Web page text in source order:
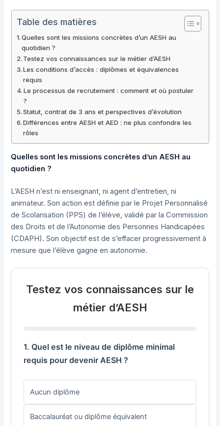
Table des matières
Quelles sont les missions concrètes d’un AESH au
quotidien ?
Testez vos connaissances sur le métier d’AESH
Les conditions d’accès : diplômes et équivalences
requis
Le processus de recrutement : comment et où postuler
?
Statut, contrat de 3 ans et perspectives d’évolution
Différences entre AESH et AED : ne plus confondre les
rôles
Quelles sont les missions concrètes d’un AESH au
quotidien ?
L’AESH n’est ni enseignant, ni agent d’entretien, ni
animateur. Son action est définie par le Projet Personnalisé
de Scolarisation (PPS) de l’élève, validé par la Commission
des Droits et de l’Autonomie des Personnes Handicapées
(CDAPH). Son objectif est de s’effacer progressivement à
mesure que l’élève gagne en autonomie.
Testez vos connaissances sur le
métier d’AESH
1. Quel est le niveau de diplôme minimal
requis pour devenir AESH ?
Aucun diplôme
Baccalauréat ou diplôme équivalent